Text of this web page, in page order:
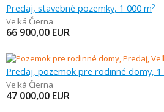
Predaj, stavebné pozemky, 1 000 m2
Veľká Čierna
66 900,00 EUR
Predaj, pozemok pre rodinné domy, 1
Veľká Čierna
47 000,00 EUR